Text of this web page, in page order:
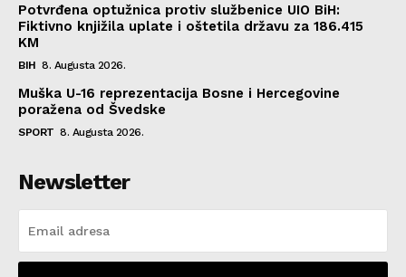
Potvrđena optužnica protiv službenice UIO BiH:
Fiktivno knjižila uplate i oštetila državu za 186.415
KM
BIH 8. Augusta 2026.
Muška U-16 reprezentacija Bosne i Hercegovine
poražena od Švedske
SPORT 8. Augusta 2026.
Newsletter